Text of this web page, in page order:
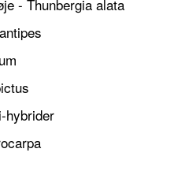
- Thunbergia alata
hybrider